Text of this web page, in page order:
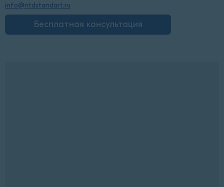
info@ntdstandart.ru
Бесплатная консультация